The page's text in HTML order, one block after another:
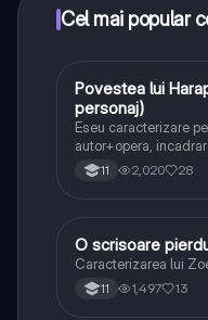
Cel mai popular
Limba și literatura
Povestea lui
personaj)
Eseu caracterizare
autor+opera,
personaj(statut
DINTRE CELE
11 2,020 28
Limba și literatura
O scrisoare
Caracterizarea lui
11 1,497 13